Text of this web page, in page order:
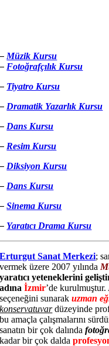
– Müzik Kursu
– Fotoğrafçılık Kursu
– Tiyatro Kursu
– Dramatik Yazarlık Kursu
– Dans Kursu
– Resim Kursu
– Diksiyon Kursu
– Dans Kursu
–Sinema Kursu
– Yaratıcı Drama Kursu
Erturgut Sanat Merkezi;
vermek üzere 2007 yılında
yaratıcı yeteneklerini
adına İzmir’de
seçeneğini sunarakuzman
konservatuvardüzeyinde
bu amaçla çalışmalarını
sanatın bir çok dalında
kadar bir çok dalda